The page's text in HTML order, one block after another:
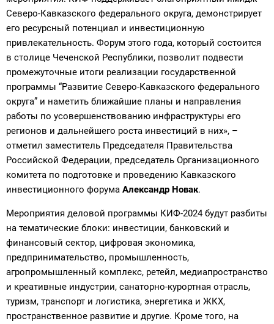
Северо-Кавказского федерального округа, демонстрирует
его ресурсный потенциал и инвестиционную
привлекательность. Форум этого года, который состоится
в столице Чеченской Республики, позволит подвести
промежуточные итоги реализации государственной
программы “Развитие Северо-Кавказского федерального
округа” и наметить ближайшие планы и направления
работы по усовершенствованию инфраструктуры его
регионов и дальнейшего роста инвестиций в них», –
отметил заместитель Председателя Правительства
Российской Федерации, председатель Организационного
комитета по подготовке и проведению Кавказского
инвестиционного форума Александр Новак.
Мероприятия деловой программы КИФ-2024 будут разбиты
на тематические блоки: инвестиции, банковский и
финансовый сектор, цифровая экономика,
предпринимательство, промышленность,
агропромышленный комплекс, ретейл, медиапространство
и креативные индустрии, санаторно-курортная отрасль,
туризм, транспорт и логистика, энергетика и ЖКХ,
пространственное развитие и другие. Кроме того, на